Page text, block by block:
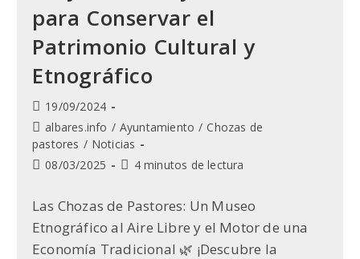
para Conservar el
Patrimonio Cultural y
Etnográfico
Publicación
de
la
entrada:
19/09/2024
Categoría
de
la
albares.info / Ayuntamiento / Chozas de
pastores / Noticias
Última
la
entrada:
08/03/2025
Tiempo
4 minutos de lectura
Las Chozas de Pastores: Un Museo
Etnográfico al Aire Libre y el Motor de una
Economía Tradicional 🌿 ¡Descubre la